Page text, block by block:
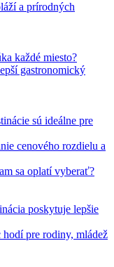
a prírodných
každé miesto?
gastronomický
sú ideálne pre
cenového rozdielu a
sa oplatí vyberať?
poskytuje lepšie
pre rodiny, mládež